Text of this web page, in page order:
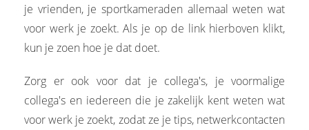
je vrienden, je sportkameraden allemaal weten wat
voor werk je zoekt. Als je op de link hierboven klikt,
kun je zoen hoe je dat doet.
Zorg er ook voor dat je collega's, je voormalige
collega's en iedereen die je zakelijk kent weten wat
voor werk je zoekt, zodat ze je tips, netwerkcontacten